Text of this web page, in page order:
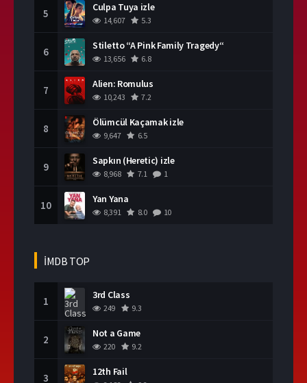
5 Culpa Tuya izle
14,607 5.3
6 Stiletto “A Pink Family Tragedy“
13,656 6.8
7 Alien: Romulus
10,243 7.2
8 Ölümcül Kaçamak izle
9,647 6.5
9 Sapkın (Heretic) izle
8,968 7.1 1
10 Yan Yana
8,391 8.0 10
İMDB TOP
1 3rd Class
249 9.3
2 Not a Game
220 9.2
3 12th Fail